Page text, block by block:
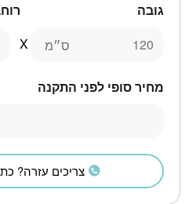
גובה
ס״מ
מחיר סופי לפני התקנה
צריכים עזרה?